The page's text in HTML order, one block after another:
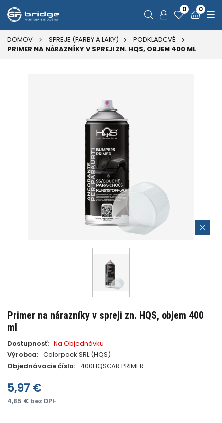
0 0
DOMOV SPREJE (FARBY A LAKY)
PODKLADOVÉ
PRIMER NA NÁRAZNÍKY V SPREJI ZN. HQS, OBJEM 400 ML
Primer na nárazníky v spreji zn. HQS, objem 400
ml
Dostupnosť: Na Objednávku
Výrobca: Colorpack SRL (HQS)
Objednávacie číslo: 400HQSCAR.PRIMER
5,97 €
4,85 € bez DPH